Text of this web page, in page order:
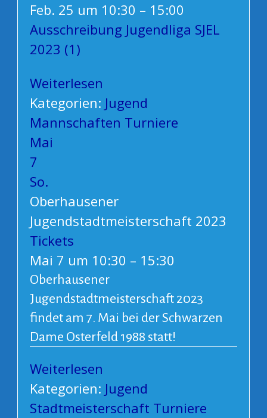
Feb. 25 um 10:30 – 15:00
Ausschreibung Jugendliga SJEL
2023 (1)
Weiterlesen
Kategorien: Jugend
Mannschaften Turniere
Mai
7
So.
Oberhausener
Jugendstadtmeisterschaft 2023
Tickets
Mai 7 um 10:30 – 15:30
Oberhausener
Jugendstadtmeisterschaft 2023
findet am 7. Mai bei der Schwarzen
Dame Osterfeld 1988 statt!
Weiterlesen
Kategorien: Jugend
Stadtmeisterschaft Turniere